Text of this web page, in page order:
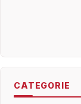
CATEGORIE